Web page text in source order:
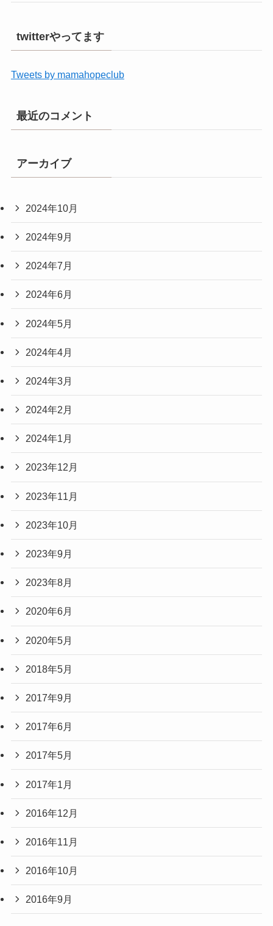
twitterやってます
Tweets by mamahopeclub
最近のコメント
アーカイブ
2024年10月
2024年9月
2024年7月
2024年6月
2024年5月
2024年4月
2024年3月
2024年2月
2024年1月
2023年12月
2023年11月
2023年10月
2023年9月
2023年8月
2020年6月
2020年5月
2018年5月
2017年9月
2017年6月
2017年5月
2017年1月
2016年12月
2016年11月
2016年10月
2016年9月